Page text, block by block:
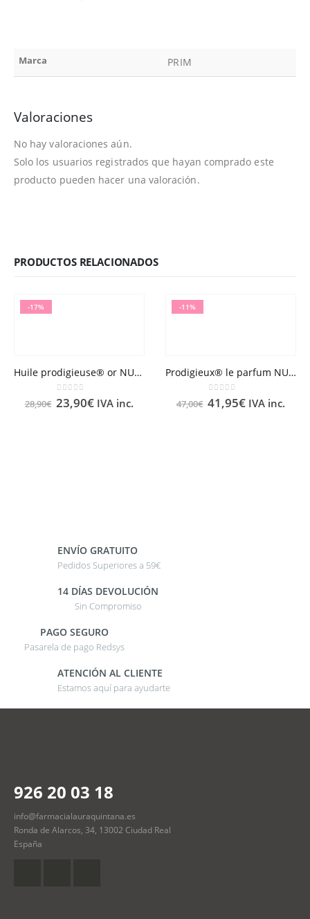
Marca PRIM
Valoraciones
No hay valoraciones aún.
Solo los usuarios registrados que hayan comprado este
producto pueden hacer una valoración.
PRODUCTOS RELACIONADOS
-17%
Huile prodigieuse® or NUXE 50ml
0out of 5
28,90€ 23,90€ IVA inc.
-11%
Prodigieux® le parfum NUXE 50ml
0out of 5
47,00€ 41,95€ IVA inc.
ENVÍO GRATUITO
Pedidos Superiores a 59€
14 DÍAS DEVOLUCIÓN
Sin Compromiso
PAGO SEGURO
Pasarela de pago Redsys
ATENCIÓN AL CLIENTE
Estamos aquí para ayudarte
926 20 03 18
info@farmacialauraquintana.es
Ronda de Alarcos, 34, 13002 Ciudad Real
España